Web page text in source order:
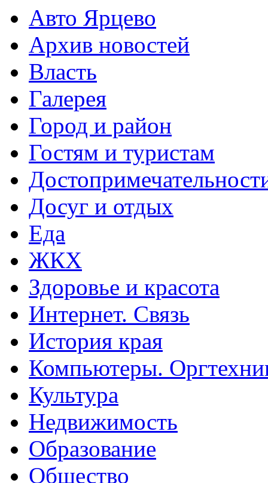
Авто Ярцево
Архив новостей
Власть
Галерея
Город и район
Гостям и туристам
Досуг и отдых
Еда
ЖКХ
Здоровье и красота
Интернет. Связь
История края
Компьютеры.
Культура
Недвижимость
Образование
Общество